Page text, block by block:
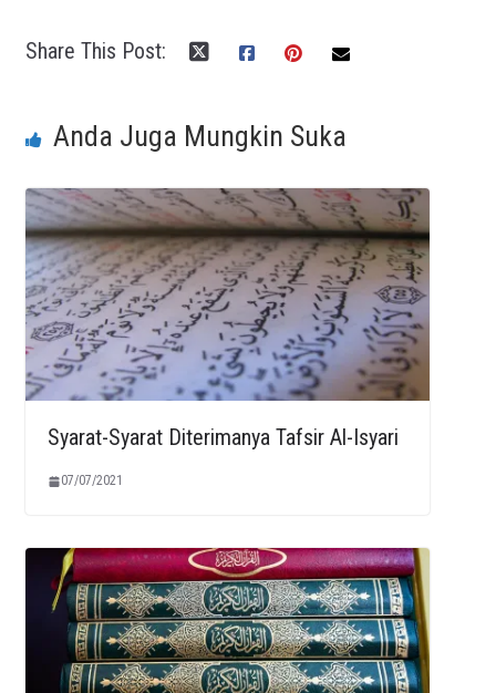
Share This Post:
Anda Juga Mungkin Suka
Syarat-Syarat Diterimanya Tafsir Al-Isyari
07/07/2021